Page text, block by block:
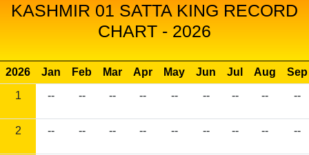
KASHMIR 01 SATTA KING RECORD
CHART - 2026
2026 Jan Feb Mar Apr May Jun Jul Aug
Sep
1
-- -- -- -- -- -- -- -- --
2 -- -- -- -- -- -- -- -- --